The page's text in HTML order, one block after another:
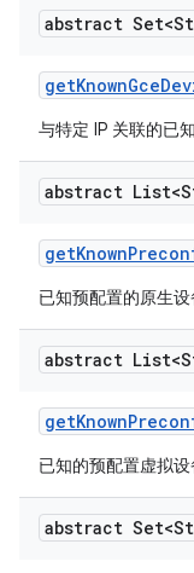
abstract
getKnownGce
与特定 IP 关联的已
abstract
getKnown
已知预配置的原生设
abstract
getKnown
已知的预配置虚拟设
abstract